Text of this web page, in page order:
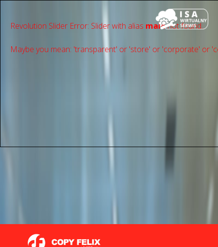
Revolution Slider Error: Slider with alias mainnot found.
Maybe you mean: 'transparent' or 'store' or 'сorporate' or